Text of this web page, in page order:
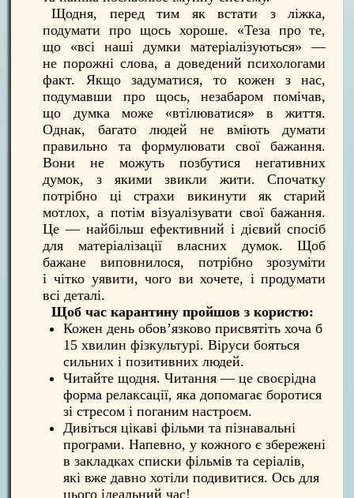
Щодня, перед тим як встати з ліжка,
подумати про щось хороше. «Теза про те,
що «всі наші думки матеріалізуються» —
не порожні слова, а доведений психологами
факт. Якщо задуматися, то кожен з нас,
подумавши про щось, незабаром помічав,
що думка може «втілюватися» в життя.
Однак, багато людей не вміють думати
правильно та формулювати свої бажання.
Вони не можуть позбутися негативних
думок, з якими звикли жити. Спочатку
потрібно ці страхи викинути як старий
мотлох, а потім візуалізувати свої бажання.
Це — найбільш ефективний і дієвий спосіб
для матеріалізації власних думок. Щоб
бажане виповнилося, потрібно зрозуміти
і чітко уявити, чого ви хочете, і продумати
всі деталі.
Щоб час карантину пройшов з користю:
Кожен день обов’язково присвятіть хоча б
15 хвилин фізкультурі. Віруси бояться
сильних і позитивних людей.
Читайте щодня. Читання — це своєрідна
форма релаксації, яка допомагає боротися
зі стресом і поганим настроєм.
Дивіться цікаві фільми та пізнавальні
програми. Напевно, у кожного є збережені
в закладках списки фільмів та серіалів,
які вже давно хотіли подивитися. Ось для
цього ідеальний час!